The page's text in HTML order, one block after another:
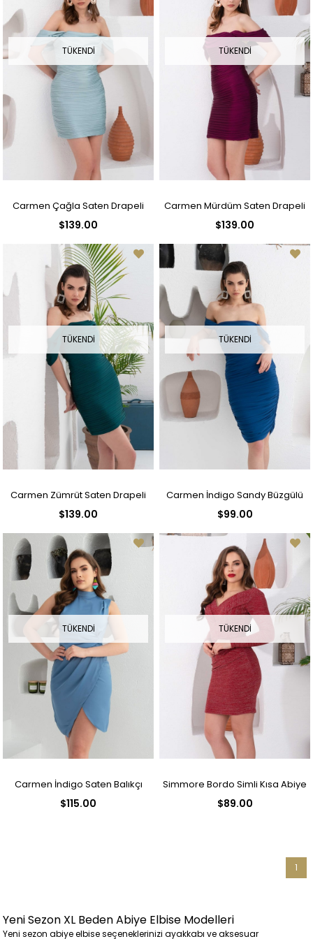
TÜKENDI
Carmen Çağla Saten Drapeli
$139.00
TÜKENDI
Carmen Mürdüm Saten Drapeli
$139.00
TÜKENDI
Carmen Zümrüt Saten Drapeli
$139.00
TÜKENDI
Carmen İndigo Sandy Büzgülü
$99.00
TÜKENDI
Carmen İndigo Saten Balıkçı
$115.00
TÜKENDI
Simmore Bordo Simli Kısa Abiye
$89.00
1
Yeni Sezon XL Beden Abiye Elbise Modelleri
Yeni sezon abiye elbise seçeneklerinizi ayakkabı ve aksesuar